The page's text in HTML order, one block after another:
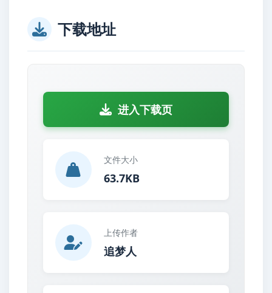
下载地址
进入下载页
文件大小
63.7KB
上传作者
追梦人